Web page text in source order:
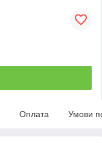
Оплата Умови